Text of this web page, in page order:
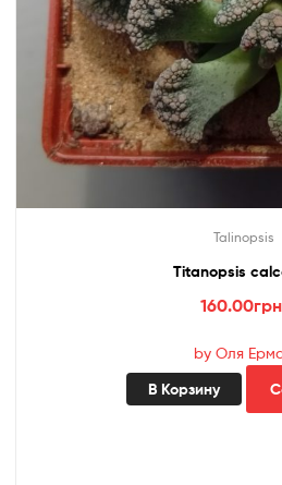
Talinopsis
Titanopsis
160.00
by Оля
В Корзину